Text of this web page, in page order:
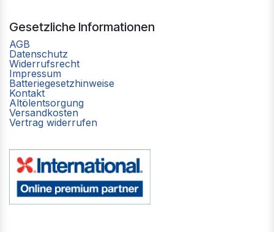
Gesetzliche Informationen
AGB
Datenschutz
Widerrufsrecht
Impressum
Batteriegesetzhinweise
Kontakt
Altölentsorgung
Versandkosten
Vertrag widerrufen